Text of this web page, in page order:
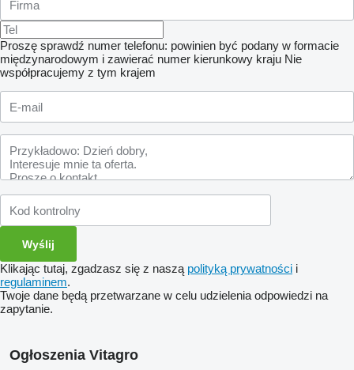
Proszę sprawdź numer telefonu: powinien być podany w formacie
międzynarodowym i zawierać numer kierunkowy kraju Nie
współpracujemy z tym krajem
Klikając tutaj, zgadzasz się z naszą polityką prywatności i
regulaminem.
Twoje dane będą przetwarzane w celu udzielenia odpowiedzi na
zapytanie.
Ogłoszenia Vitagro